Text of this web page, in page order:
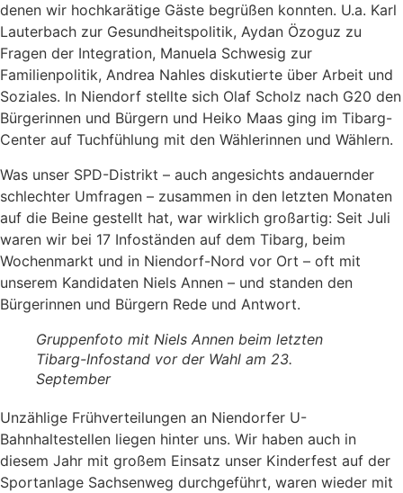
denen wir hochkarätige Gäste begrüßen konnten. U.a. Karl
Lauterbach zur Gesundheitspolitik, Aydan Özoguz zu
Fragen der Integration, Manuela Schwesig zur
Familienpolitik, Andrea Nahles diskutierte über Arbeit und
Soziales. In Niendorf stellte sich Olaf Scholz nach G20 den
Bürgerinnen und Bürgern und Heiko Maas ging im Tibarg-
Center auf Tuchfühlung mit den Wählerinnen und Wählern.
Was unser SPD-Distrikt – auch angesichts andauernder
schlechter Umfragen – zusammen in den letzten Monaten
auf die Beine gestellt hat, war wirklich großartig: Seit Juli
waren wir bei 17 Infoständen auf dem Tibarg, beim
Wochenmarkt und in Niendorf-Nord vor Ort – oft mit
unserem Kandidaten Niels Annen – und standen den
Bürgerinnen und Bürgern Rede und Antwort.
Gruppenfoto mit Niels Annen beim letzten
Tibarg-Infostand vor der Wahl am 23.
September
Unzählige Frühverteilungen an Niendorfer U-
Bahnhaltestellen liegen hinter uns. Wir haben auch in
diesem Jahr mit großem Einsatz unser Kinderfest auf der
Sportanlage Sachsenweg durchgeführt, waren wieder mit